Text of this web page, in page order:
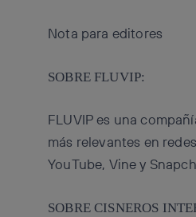
Nota para editores
SOBRE FLUVIP:
FLUVIP es una
más relevantes en
YouTube, Vine y
SOBRE CISNEROS